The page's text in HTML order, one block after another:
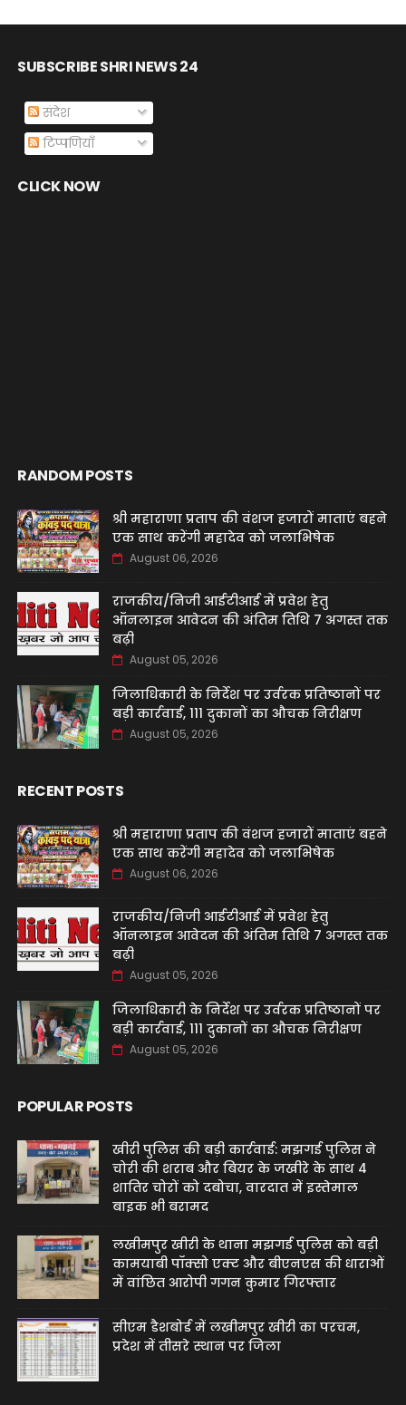
SUBSCRIBE SHRI NEWS 24
संदेश
टिप्पणियाँ
CLICK NOW
RANDOM POSTS
श्री महाराणा प्रताप की वंशज हजारों माताएं बहने
एक साथ करेंगी महादेव को जलाभिषेक
August 06, 2026
राजकीय/निजी आईटीआई में प्रवेश हेतु
ऑनलाइन आवेदन की अंतिम तिथि 7 अगस्त तक
बढ़ी
August 05, 2026
जिलाधिकारी के निर्देश पर उर्वरक प्रतिष्ठानों पर
बड़ी कार्रवाई, 111 दुकानों का औचक निरीक्षण
August 05, 2026
RECENT POSTS
श्री महाराणा प्रताप की वंशज हजारों माताएं बहने
एक साथ करेंगी महादेव को जलाभिषेक
August 06, 2026
राजकीय/निजी आईटीआई में प्रवेश हेतु
ऑनलाइन आवेदन की अंतिम तिथि 7 अगस्त तक
बढ़ी
August 05, 2026
जिलाधिकारी के निर्देश पर उर्वरक प्रतिष्ठानों पर
बड़ी कार्रवाई, 111 दुकानों का औचक निरीक्षण
August 05, 2026
POPULAR POSTS
खीरी पुलिस की बड़ी कार्रवाई: मझगई पुलिस ने
चोरी की शराब और बियर के जखीरे के साथ 4
शातिर चोरों को दबोचा, वारदात में इस्तेमाल
बाइक भी बरामद
लखीमपुर खीरी के थाना मझगई पुलिस को बड़ी
कामयाबी पॉक्सो एक्ट और बीएनएस की धाराओं
में वांछित आरोपी गगन कुमार गिरफ्तार
सीएम डैशबोर्ड में लखीमपुर खीरी का परचम,
प्रदेश में तीसरे स्थान पर जिला